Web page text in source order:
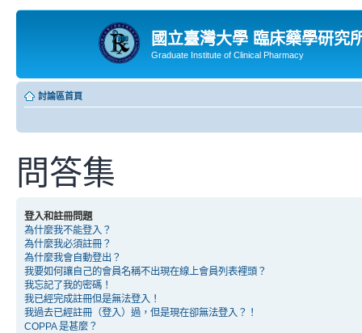
國立臺灣大學 臨床藥學研究
Graduate Institute of Clinical Pharmacy
討論區首頁
問答集
登入和註冊問題
為什麼我不能登入？
為什麼我必須註冊？
為什麼我會自動登出？
我要如何讓自己的會員名稱不出現在線上會員列表裡頭？
我忘記了我的密碼！
我已經完成註冊但是無法登入！
我過去已經註冊（登入）過，但是現在卻無法登入？！
COPPA 是甚麼？